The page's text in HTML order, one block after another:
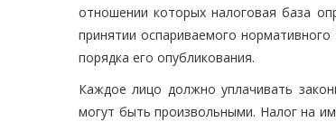
отношении которых налоговая база
принятии оспариваемого
порядка его опубликования.
Каждое лицо должно уплачивать
могут быть произвольными. Налог на